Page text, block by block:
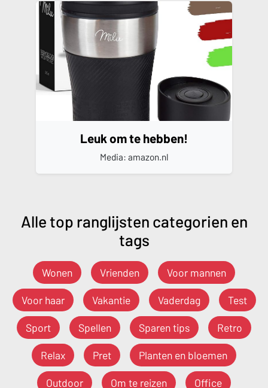
Leuk om te hebben!
Media: amazon.nl
Alle top ranglijsten categorien en
tags
Wonen Vrienden Voor mannen
Voor haar Vakantie Vaderdag Test
Sport Spellen Sparen tips Retro
Relax Pret Planten en bloemen
Outdoor Om te reizen Office